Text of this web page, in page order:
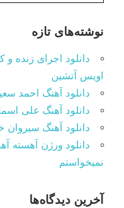
نوشته‌های تازه
دانلود اجرای زنده
اویس آتشین
دانلود آهنگ احمد
دانلود آهنگ علی
دانلود آهنگ سیروان
دانلود ورژن آهسته
نمیخواستم
آخرین دیدگاه‌ها